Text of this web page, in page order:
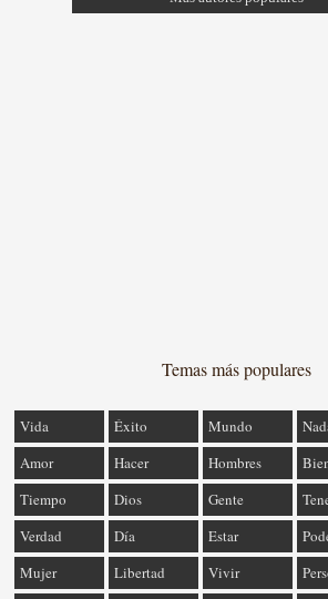
Temas más populares
Vida Éxito Mundo
Amor
Hacer Hombres
Tiempo
Dios Gente
Verdad
Día Estar
Mujer
Libertad Vivir